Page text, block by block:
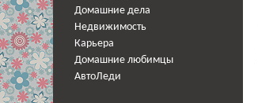
Домашние дела
Недвижимость
Карьера
Домашние любимцы
АвтоЛеди